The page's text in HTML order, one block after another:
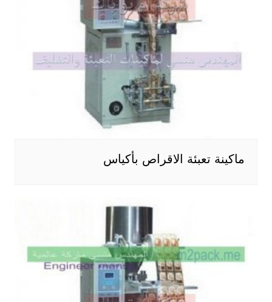
ماكينة تعبئة الاقراص بأكياس